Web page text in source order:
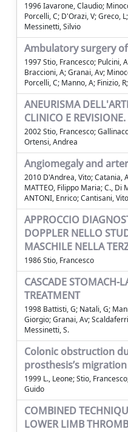
1996 Iavarone, Claudio;
Porcelli, C; D'Orazi, V; Greco,
Messinetti, Silvio
Ambulatory surgery
1997 Stio, Francesco; Pulcini,
Braccioni, A; Granai, Av;
Porcelli, C; Manno, A; Finizio,
ANEURISMA
CLINICO E REVISIONE.
2002 Stio, Francesco;
Ortensi, Andrea
Angiomegaly and
2010 D'Andrea, Vito; Catania,
MATTEO, Filippo Maria; C., Di
ANTONI, Enrico; Cantisani,
APPROCCIO
DOPPLER NELLO
MASCHILE NELLA
1986 Stio, Francesco
CASCADE STOMACH-
TREATMENT
1998 Battisti, G; Natali, G;
Giorgio; Granai, Av;
Messinetti, S.
Colonic obstruction
prosthesis’s migration
1999 L., Leone; Stio,
Guido
COMBINED
LOWER LIMB